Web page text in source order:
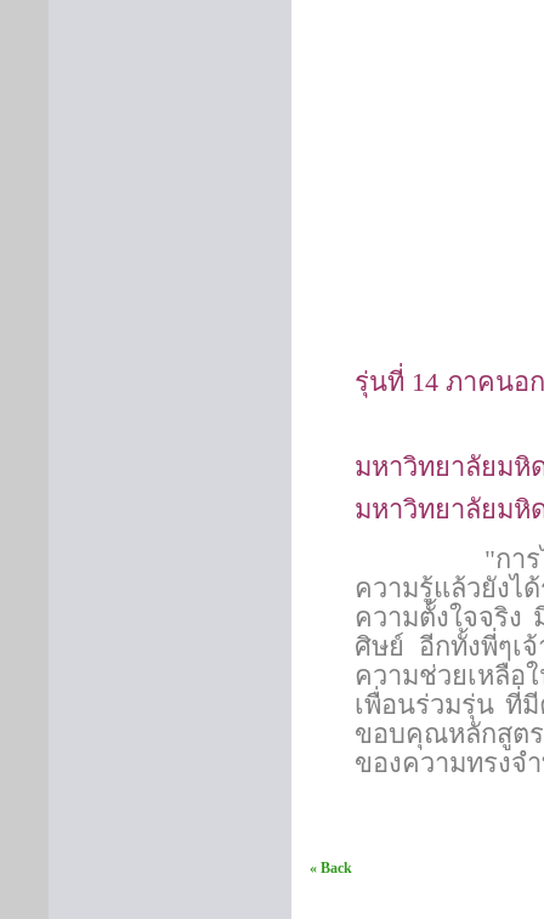
รุ่นที่ 14 ภาคน
มหาวิทยาลัยมหิ
มหาวิทยาลัยมหิ
"กา
ความรู้แล้วยัง
ความตั้งใจจริง
ศิษย์ อีกทั้งพี่ๆเ
ความช่วยเหลือ
เพื่อนร่วมรุ่น ที่
ขอบคุณหลักสูตร
ของความทรง
« Back